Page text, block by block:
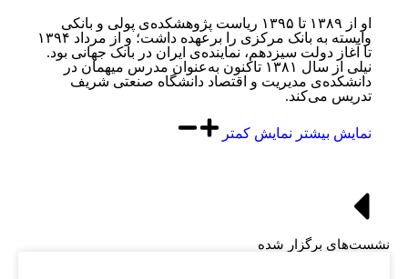
او از ۱۳۸۹ تا ‌‏۱۳۹۵ ریاست پژوهشکده‌ی پولی و بانکی
وابسته به بانک مرکزی را برعهده داشت؛ و از مرداد ۱۳۹۴
تا آغاز دولت سیزدهم، ‏نماینده‌ی ایران در ‏بانک جهانی بود.
نیلی از سال ۱۳۸۱ تاکنون به‌عنوان مدرس میهمان در
دانشکده‌ی مدیریت و اقتصاد ‏دانشگاه صنعتی شریف
تدریس می‌کند.‏
نمایش بیشتر نمایش کمتر
نشست‌های برگزار شده